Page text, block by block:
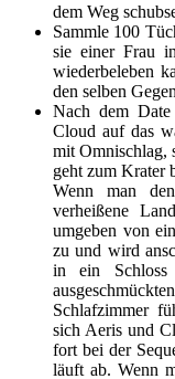
dem Weg
Sammle 100
sie einer Frau
wiederbeleben
den selben
Nach dem
Cloud auf das
mit Omnischlag,
geht zum Krater
Wenn man
verheißene
umgeben von
zu und wird
in ein
Schlafzimmer
sich Aeris und
fort bei der
läuft ab. Wenn